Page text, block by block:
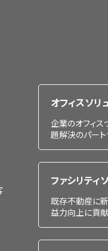
オフィスソリ
企業のオフィス
題解決のパート
ファシリティ
既存不動産に
益力向上に貢献